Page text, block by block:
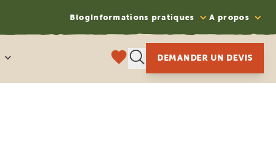
BlogInformations pratiques A propos
DEMANDER UN DEVIS